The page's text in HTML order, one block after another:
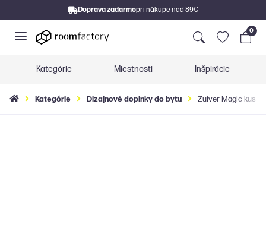
Doprava zadarmopri nákupe nad 89€
0
Kategórie Miestnosti Inšpirácie
Kategórie Dizajnové doplnky do bytu Zuiver Magic